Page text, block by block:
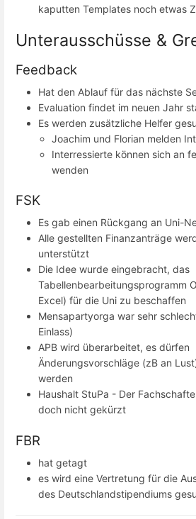
kaputten Templates noch etwas
Unterausschüsse &
Feedback
Hat den Ablauf für das nächste
Evaluation findet im neuen Jahr
Es werden zusätzliche Helfer
Joachim und Florian melden
Interressierte können sich an
wenden
FSK
Es gab einen Rückgang an Uni-
Alle gestellten Finanzanträge
unterstützt
Die Idee wurde eingebracht, das
Tabellenbearbeitungsprogramm
Excel) für die Uni zu beschaffen
Mensapartyorga war sehr
Einlass)
APB wird überarbeitet, es dürfen
Änderungsvorschläge (zB an
werden
Haushalt StuPa - Der
doch nicht gekürzt
FBR
hat getagt
es wird eine Vertretung für die
des Deutschlandstipendiums